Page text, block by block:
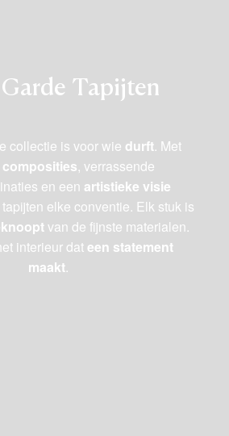
Tapijten
collectie is voor wie durft. Met
, verrassende
en een artistieke visie
elke conventie. Elk stuk is
van de fijnste materialen.
interieur dat een statement
maakt.